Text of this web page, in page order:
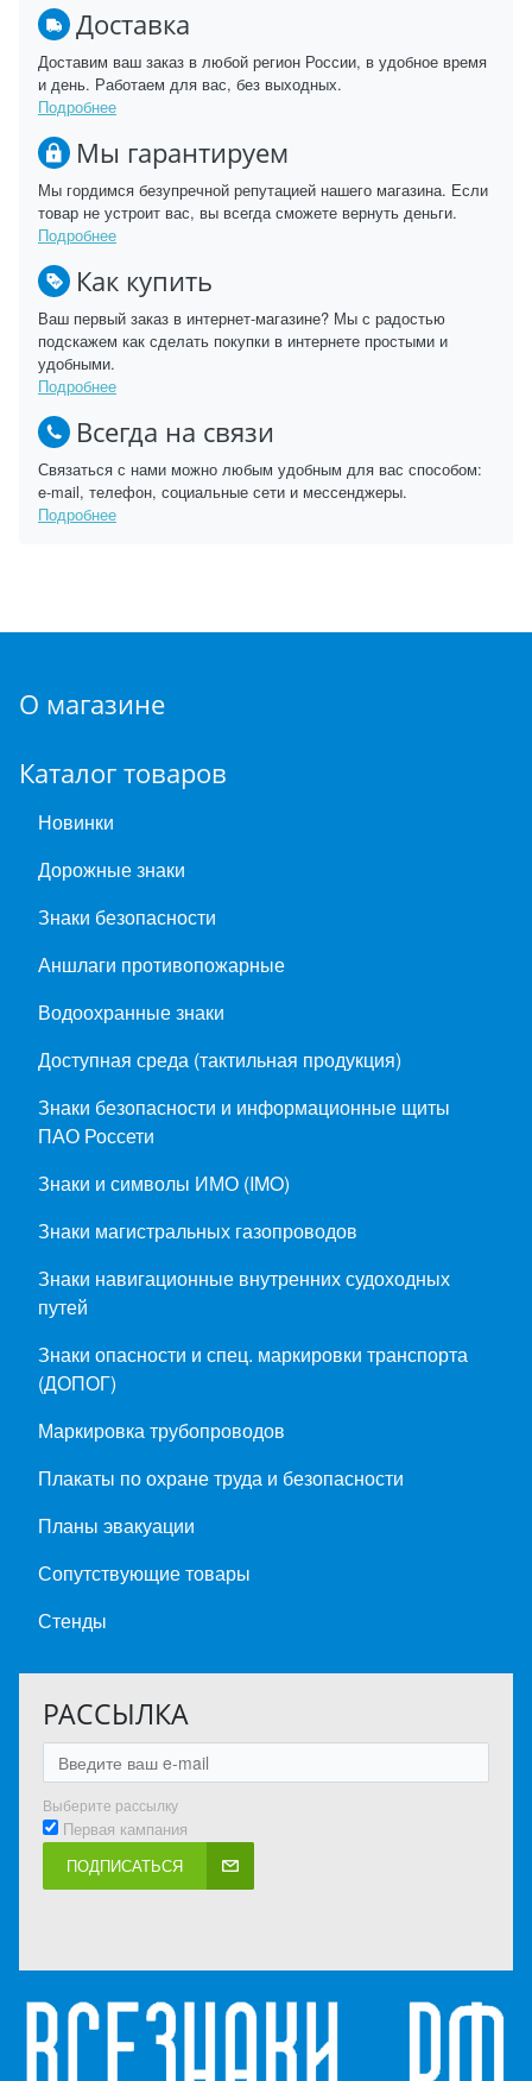
Доставка
Доставим ваш заказ в любой регион России, в удобное время
и день. Работаем для вас, без выходных.
Подробнее
Мы гарантируем
Мы гордимся безупречной репутацией нашего магазина. Если
товар не устроит вас, вы всегда сможете вернуть деньги.
Подробнее
Как купить
Ваш первый заказ в интернет-магазине? Мы с радостью
подскажем как сделать покупки в интернете простыми и
удобными.
Подробнее
Всегда на связи
Связаться с нами можно любым удобным для вас способом:
e-mail, телефон, социальные сети и мессенджеры.
Подробнее
О магазине
Каталог товаров
Новинки
Дорожные знаки
Знаки безопасности
Аншлаги противопожарные
Водоохранные знаки
Доступная среда (тактильная продукция)
Знаки безопасности и информационные щиты
ПАО Россети
Знаки и символы ИМО (IMO)
Знаки магистральных газопроводов
Знаки навигационные внутренних судоходных
путей
Знаки опасности и спец. маркировки транспорта
(ДОПОГ)
Маркировка трубопроводов
Плакаты по охране труда и безопасности
Планы эвакуации
Сопутствующие товары
Стенды
РАССЫЛКА
Выберите рассылку
Первая кампания
ПОДПИСАТЬСЯ